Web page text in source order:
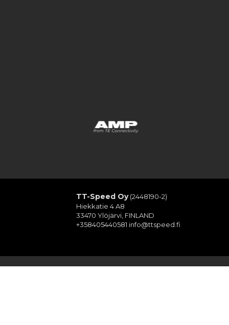
TT-Speed Oy(2448190-2)
Hiekkatie 4 A8
33470 Ylöjärvi, FINLAND
+358405440581 info@ttspeed.fi